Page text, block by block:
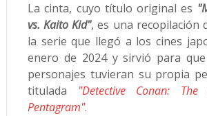
La cinta, cuyo título original es
vs. Kaito Kid", es una recopilación
la serie que llegó a los cines
enero de 2024 y sirvió para
personajes tuvieran su propia
titulada "Detective Conan:
Pentagram".